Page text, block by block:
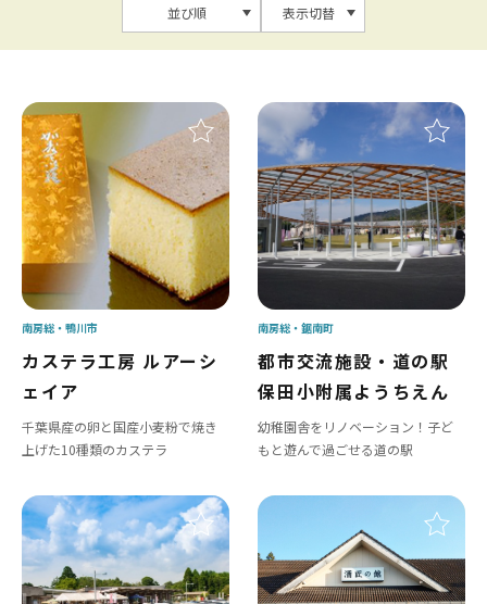
並び順 表示切替
カステラ工房 ルアーシ
ェイア
千葉県産の卵と国産小麦粉で焼き
上げた10種類のカステラ
南房総 鴨川市
都市交流施設・道の駅
保田小附属ようちえん
幼稚園舎をリノベーション！子ど
もと遊んで過ごせる道の駅
南房総 鋸南町